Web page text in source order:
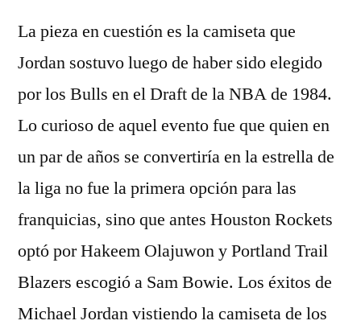
La pieza en cuestión es la camiseta que
Jordan sostuvo luego de haber sido elegido
por los Bulls en el Draft de la NBA de 1984.
Lo curioso de aquel evento fue que quien en
un par de años se convertiría en la estrella de
la liga no fue la primera opción para las
franquicias, sino que antes Houston Rockets
optó por Hakeem Olajuwon y Portland Trail
Blazers escogió a Sam Bowie. Los éxitos de
Michael Jordan vistiendo la camiseta de los